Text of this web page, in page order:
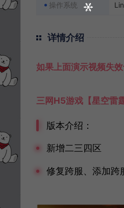
操作系统
详情介绍
如果上面演示视频失
三网H5游戏【星空雷
版本介绍：
新增二三四区
修复跨服、添加跨